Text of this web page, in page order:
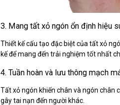
3. Mang tất xỏ ngón ổn định hiệu
Thiết kế cấu tạo đặc biệt của tất xỏ
kế để mang đến trải nghiệm tốt nhất
4. Tuần hoàn và lưu thông mạch
Tất xỏ ngón khiến chân và ngón chân
gây tai nạn đến người khác.